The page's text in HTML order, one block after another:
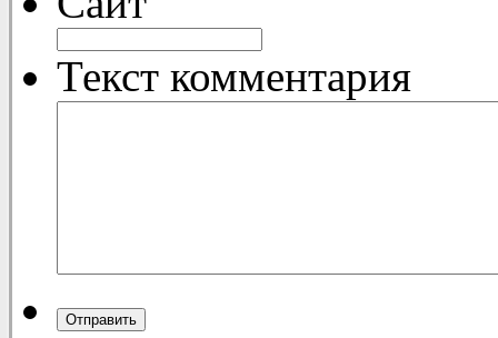
Текст комментария